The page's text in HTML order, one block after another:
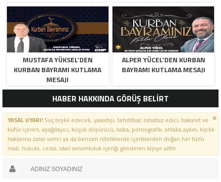
MUSTAFA YÜKSEL’DEN
KURBAN BAYRAMI KUTLAMA
MESAJI
ALPER YÜCEL’DEN KURBAN
BAYRAMI KUTLAMA MESAJI
HABER HAKKINDA GÖRÜŞ BELİRT
YASAL UYARI!Suç teşkil edecek, yasadışı, tehditkar, rahatsız edici, hakaret ve
küfür içeren, aşağılayıcı, küçük düşürücü, kaba, pornografik, ahlaka aykırı, kişilik
haklarına zarar verici ya da benzeri niteliklerde içeriklerden doğan her türlü
mali, hukuki, cezai, idari sorumluluk içeriği gönderen kişiye aittir.